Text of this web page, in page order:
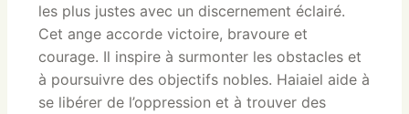
les plus justes avec un discernement éclairé.
Cet ange accorde victoire, bravoure et
courage. Il inspire à surmonter les obstacles et
à poursuivre des objectifs nobles. Haiaiel aide à
se libérer de l’oppression et à trouver des